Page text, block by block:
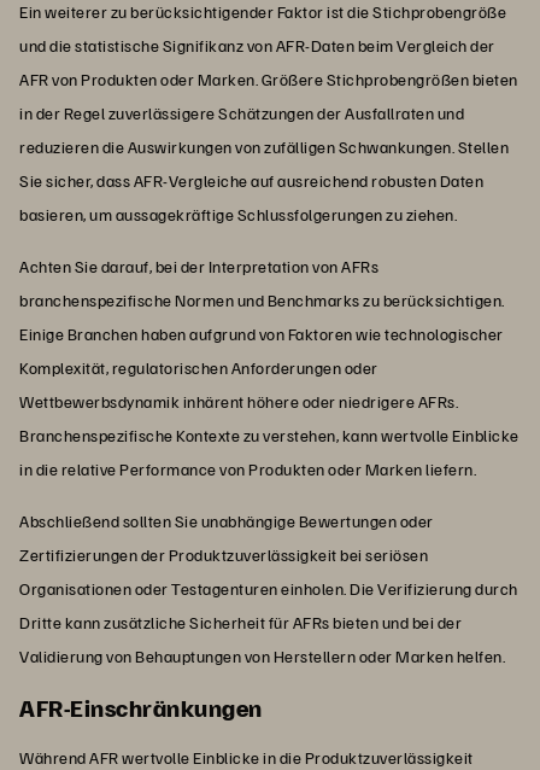
Ein weiterer zu berücksichtigender Faktor ist die Stichprobengröße
und die statistische Signifikanz von AFR-Daten beim Vergleich der
AFR von Produkten oder Marken. Größere Stichprobengrößen bieten
in der Regel zuverlässigere Schätzungen der Ausfallraten und
reduzieren die Auswirkungen von zufälligen Schwankungen. Stellen
Sie sicher, dass AFR-Vergleiche auf ausreichend robusten Daten
basieren, um aussagekräftige Schlussfolgerungen zu ziehen.
Achten Sie darauf, bei der Interpretation von AFRs
branchenspezifische Normen und Benchmarks zu berücksichtigen.
Einige Branchen haben aufgrund von Faktoren wie technologischer
Komplexität, regulatorischen Anforderungen oder
Wettbewerbsdynamik inhärent höhere oder niedrigere AFRs.
Branchenspezifische Kontexte zu verstehen, kann wertvolle Einblicke
in die relative Performance von Produkten oder Marken liefern.
Abschließend sollten Sie unabhängige Bewertungen oder
Zertifizierungen der Produktzuverlässigkeit bei seriösen
Organisationen oder Testagenturen einholen. Die Verifizierung durch
Dritte kann zusätzliche Sicherheit für AFRs bieten und bei der
Validierung von Behauptungen von Herstellern oder Marken helfen.
AFR-Einschränkungen
Während AFR wertvolle Einblicke in die Produktzuverlässigkeit